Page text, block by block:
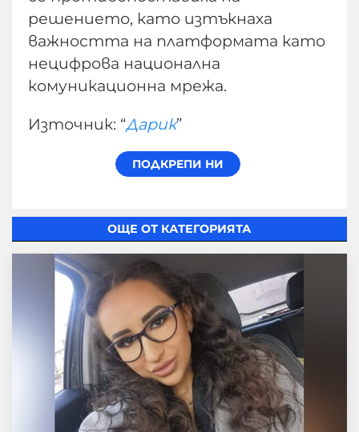
решението, като изтъкнаха
важността на платформата като
нецифрова национална
комуникационна мрежа.
Източник: “Дарик”
ОЩЕ ОТ КАТЕГОРИЯТА